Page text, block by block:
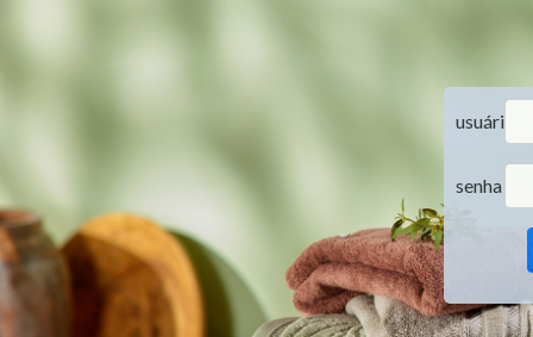
usuário
senha